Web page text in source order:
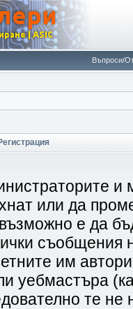
Въпроси/
или да
е да
съобщения
им
уебмастъра
те не